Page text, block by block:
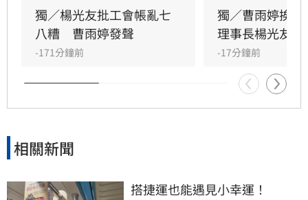
會無關，更直言演藝圈工會林立現象混亂，強調
自己成立的台灣演藝人員協會運作順利，不願捲
入紛爭。這場關於藝人工會權益與財務管理的爭
議，隨著各界大咖發聲，讓演藝圈內部矛盾浮上
檯面，也凸顯了資深藝人照護制度的結構性問
題，引發社會廣泛關注與討論。
獨／楊光友批工會帳亂七
八糟　曹雨婷發聲
-171分鐘前
獨／曹雨婷挨
理事長楊光友開
-17分鐘前
相關新聞
搭捷運也能遇見小幸運！